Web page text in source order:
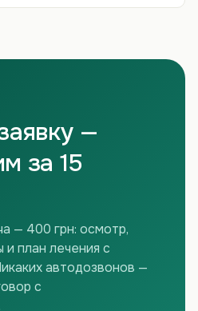
—
за 15
— 400 грн: осмотр,
план лечения с
автодозвонов —
с